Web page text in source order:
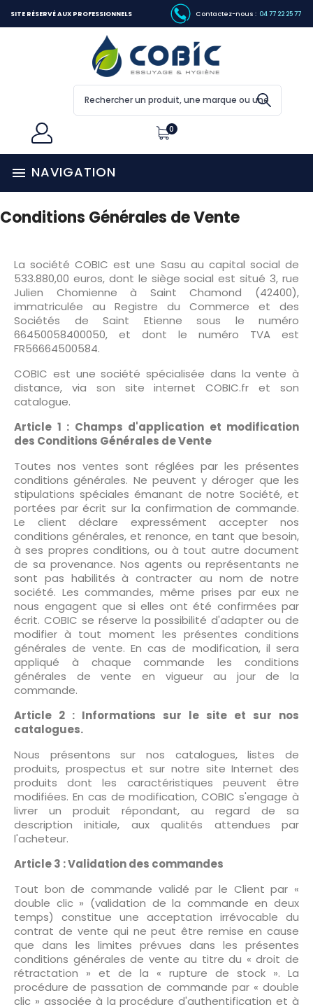
SITE RÉSERVÉ AUX PROFESSIONNELS Contactez-nous : 04 77 22 25 77
0
 NAVIGATION
Conditions Générales de Vente
La société COBIC est une Sasu au capital social de
533.880,00 euros, dont le siège social est situé 3, rue
Julien Chomienne à Saint Chamond (42400),
immatriculée au Registre du Commerce et des
Sociétés de Saint Etienne sous le numéro
66450058400050, et dont le numéro TVA est
FR56664500584.
COBIC est une société spécialisée dans la vente à
distance, via son site internet COBIC.fr et son
catalogue.
Article 1 : Champs d'application et modification
des Conditions Générales de Vente
Toutes nos ventes sont réglées par les présentes
conditions générales. Ne peuvent y déroger que les
stipulations spéciales émanant de notre Société, et
portées par écrit sur la confirmation de commande.
Le client déclare expressément accepter nos
conditions générales, et renonce, en tant que besoin,
à ses propres conditions, ou à tout autre document
de sa provenance. Nos agents ou représentants ne
sont pas habilités à contracter au nom de notre
société. Les commandes, même prises par eux ne
nous engagent que si elles ont été confirmées par
écrit. COBIC se réserve la possibilité d'adapter ou de
modifier à tout moment les présentes conditions
générales de vente. En cas de modification, il sera
appliqué à chaque commande les conditions
générales de vente en vigueur au jour de la
commande.
Article 2 : Informations sur le site et sur nos
catalogues.
Nous présentons sur nos catalogues, listes de
produits, prospectus et sur notre site Internet des
produits dont les caractéristiques peuvent être
modifiées. En cas de modification, COBIC s'engage à
livrer un produit répondant, au regard de sa
description initiale, aux qualités attendues par
l'acheteur.
Article 3 : Validation des commandes
Tout bon de commande validé par le Client par «
double clic » (validation de la commande en deux
temps) constitue une acceptation irrévocable du
contrat de vente qui ne peut être remise en cause
que dans les limites prévues dans les présentes
conditions générales de vente au titre du « droit de
rétractation » et de la « rupture de stock ». La
procédure de passation de commande par « double
clic » associée à la procédure d'authentification et à